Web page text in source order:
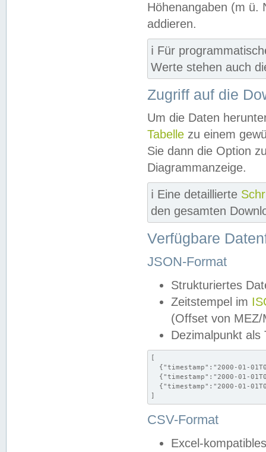
Höhenangaben (m ü.
addieren.
ℹ️ Für
Werte stehen auch
Zugriff auf die
Um die Daten
Tabelle zu einem
Sie dann die Option
Diagrammanzeige.
ℹ️ Eine detaillierte
den gesamten
Verfügbare
JSON-Format
Strukturiertes
Zeitstempel im
(Offset von MEZ/
Dezimalpunkt als
[
{"timestamp":"2000-01-
{"timestamp":"2000-01-
{"timestamp":"2000-01-
]
CSV-Format
Excel-